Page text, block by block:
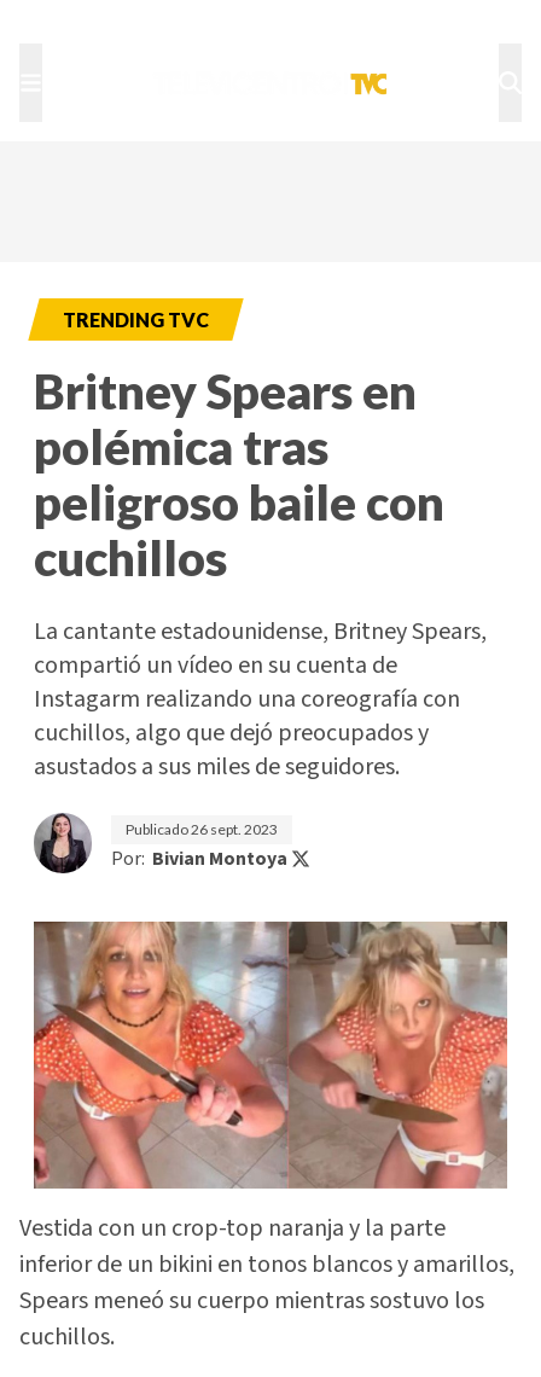
TRENDING TVC
Britney Spears en
polémica tras
peligroso baile con
cuchillos
La cantante estadounidense, Britney Spears,
compartió un vídeo en su cuenta de
Instagarm realizando una coreografía con
cuchillos, algo que dejó preocupados y
asustados a sus miles de seguidores.
Publicado26 sept. 2023
Por: Bivian Montoya
Vestida con un crop-top naranja y la parte
inferior de un bikini en tonos blancos y amarillos,
Spears meneó su cuerpo mientras sostuvo los
cuchillos.